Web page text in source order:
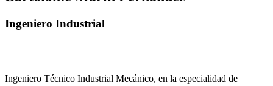
Ingeniero Industrial
Ingeniero Técnico Industrial Mecánico, en la especialidad de